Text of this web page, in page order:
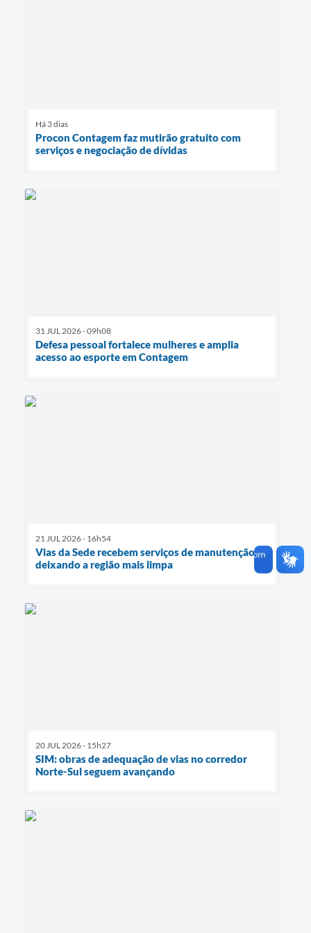
Há 3 dias
Procon Contagem faz mutirão gratuito com
serviços e negociação de dívidas
31 JUL 2026 - 09h08
Defesa pessoal fortalece mulheres e amplia
acesso ao esporte em Contagem
21 JUL 2026 - 16h54
Vias da Sede recebem serviços de manutenção
deixando a região mais limpa
20 JUL 2026 - 15h27
SIM: obras de adequação de vias no corredor
Norte-Sul seguem avançando